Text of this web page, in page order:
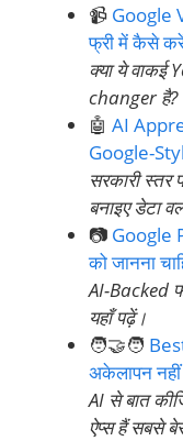
📹 Google
फ्री में कैसे
क्या ये वाकई
changer है?
🤖 AI
Google-
सरकारी स्तर
बनाइए डेटा
📷 Google
को जानना
AI-Backed
यहाँ पढ़ें।
🧑‍🤝‍🧑
अकेलापन नहीं
AI से बात
ऐप्स हैं सबसे